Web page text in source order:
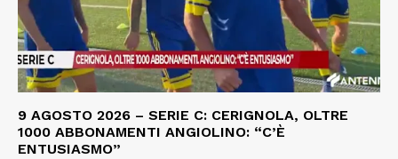
9 AGOSTO 2026 – SERIE C: CERIGNOLA, OLTRE
1000 ABBONAMENTI ANGIOLINO: “C’È
ENTUSIASMO”